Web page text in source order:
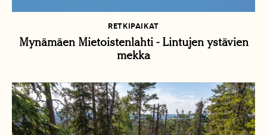
RETKIPAIKAT
Mynämäen Mietoistenlahti - Lintujen ystävien
mekka